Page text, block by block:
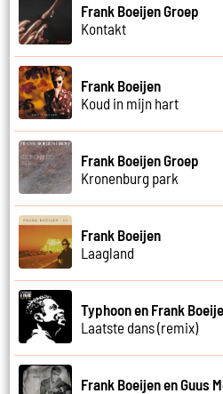
Frank Boeijen Groep
Kontakt
Frank Boeijen
Koud in mijn hart
Frank Boeijen Groep
Kronenburg park
Frank Boeijen
Laagland
Typhoon en Frank
Laatste dans (remix)
Frank Boeijen en Guus